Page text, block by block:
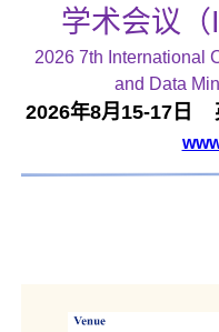
学术会议（
2026 7th International
and Data
2026年8月15-17日
大会地点已确认：